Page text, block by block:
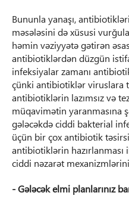
Bununla yanaşı,
məsələsini də xüsusi
həmin vəziyyətə gətirən
antibiotiklərdən düzgün
infeksiyalar zamanı
çünki antibiotiklər viruslara
antibiotiklərin lazımsız və
müqavimətin yaranmasına
gələcəkdə ciddi bakterial
üçün bir çox antibiotik
antibiotiklərin hazırlanması
ciddi nəzarət
- Gələcək elmi planlarınız